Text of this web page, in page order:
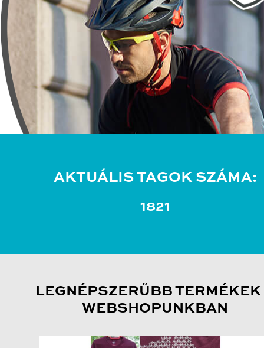
AKTUÁLIS TAGOK SZÁMA:
1821
LEGNÉPSZERŰBB TERMÉKEK
WEBSHOPUNKBAN